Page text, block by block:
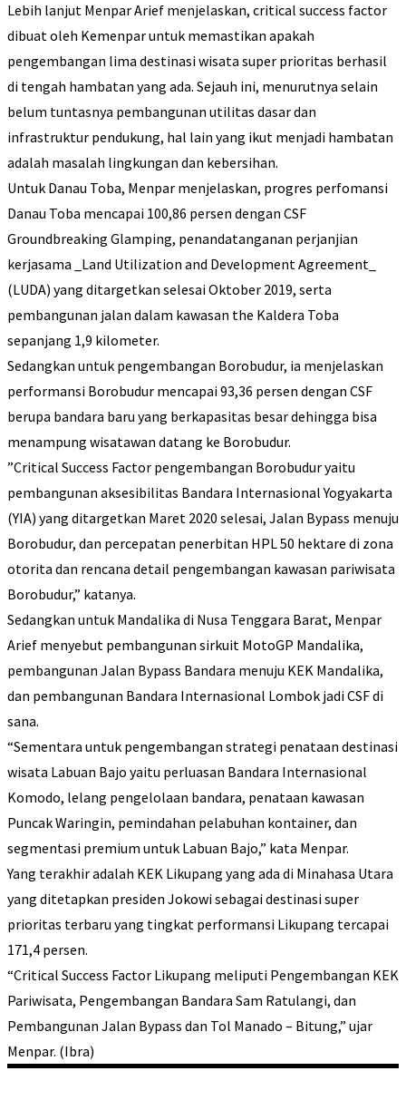
Lebih lanjut Menpar Arief menjelaskan, critical success factor
dibuat oleh Kemenpar untuk memastikan apakah
pengembangan lima destinasi wisata super prioritas berhasil
di tengah hambatan yang ada. Sejauh ini, menurutnya selain
belum tuntasnya pembangunan utilitas dasar dan
infrastruktur pendukung, hal lain yang ikut menjadi hambatan
adalah masalah lingkungan dan kebersihan.
Untuk Danau Toba, Menpar menjelaskan, progres perfomansi
Danau Toba mencapai 100,86 persen dengan CSF
Groundbreaking Glamping, penandatanganan perjanjian
kerjasama _Land Utilization and Development Agreement_
(LUDA) yang ditargetkan selesai Oktober 2019, serta
pembangunan jalan dalam kawasan the Kaldera Toba
sepanjang 1,9 kilometer.
Sedangkan untuk pengembangan Borobudur, ia menjelaskan
performansi Borobudur mencapai 93,36 persen dengan CSF
berupa bandara baru yang berkapasitas besar dehingga bisa
menampung wisatawan datang ke Borobudur.
”Critical Success Factor pengembangan Borobudur yaitu
pembangunan aksesibilitas Bandara Internasional Yogyakarta
(YIA) yang ditargetkan Maret 2020 selesai, Jalan Bypass menuju
Borobudur, dan percepatan penerbitan HPL 50 hektare di zona
otorita dan rencana detail pengembangan kawasan pariwisata
Borobudur,” katanya.
Sedangkan untuk Mandalika di Nusa Tenggara Barat, Menpar
Arief menyebut pembangunan sirkuit MotoGP Mandalika,
pembangunan Jalan Bypass Bandara menuju KEK Mandalika,
dan pembangunan Bandara Internasional Lombok jadi CSF di
sana.
“Sementara untuk pengembangan strategi penataan destinasi
wisata Labuan Bajo yaitu perluasan Bandara Internasional
Komodo, lelang pengelolaan bandara, penataan kawasan
Puncak Waringin, pemindahan pelabuhan kontainer, dan
segmentasi premium untuk Labuan Bajo,” kata Menpar.
Yang terakhir adalah KEK Likupang yang ada di Minahasa Utara
yang ditetapkan presiden Jokowi sebagai destinasi super
prioritas terbaru yang tingkat performansi Likupang tercapai
171,4 persen.
“Critical Success Factor Likupang meliputi Pengembangan KEK
Pariwisata, Pengembangan Bandara Sam Ratulangi, dan
Pembangunan Jalan Bypass dan Tol Manado – Bitung,” ujar
Menpar. (Ibra)